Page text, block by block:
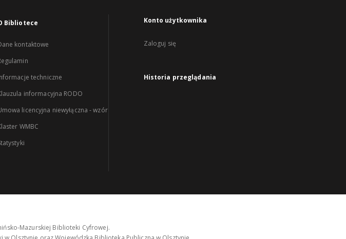
Bibliotece
kontaktowe
techniczne
informacyjna RODO
licencyjna niewyłączna - wzór
WMBC
Konto użytkownika
Zaloguj się
Historia przeglądania
Mazurskiej Biblioteki Cyfrowej.